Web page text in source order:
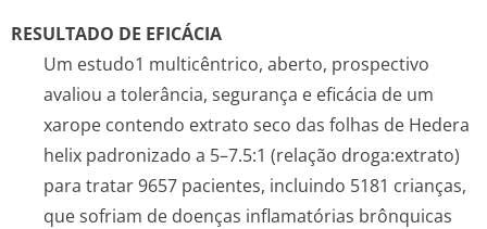
RESULTADO DE EFICÁCIA
Um estudo1 multicêntrico, aberto, prospectivo
avaliou a tolerância, segurança e eficácia de um
xarope contendo extrato seco das folhas de Hedera
helix padronizado a 5–7.5:1 (relação droga:extrato)
para tratar 9657 pacientes, incluindo 5181 crianças,
que sofriam de doenças inflamatórias brônquicas